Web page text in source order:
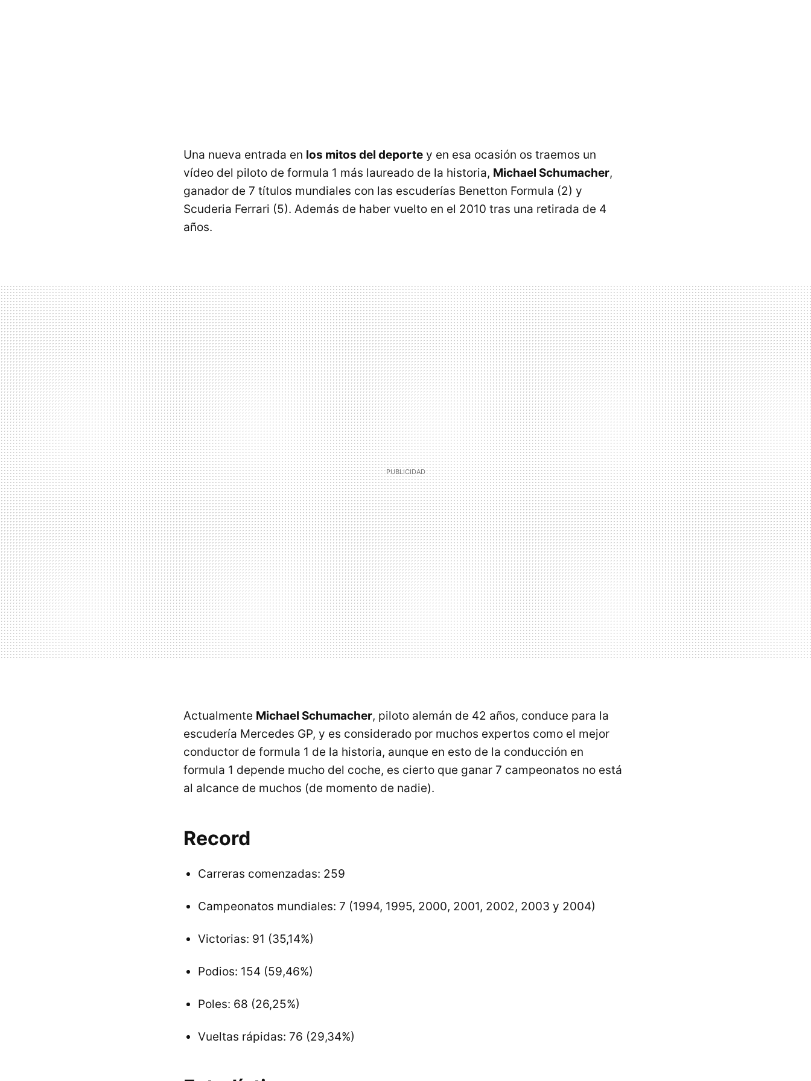
Una nueva entrada en los mitos del deporte y en esa ocasión os traemos un
vídeo del piloto de formula 1 más laureado de la historia, Michael Schumacher,
ganador de 7 títulos mundiales con las escuderías Benetton Formula (2) y
Scuderia Ferrari (5). Además de haber vuelto en el 2010 tras una retirada de 4
años.
Actualmente Michael Schumacher, piloto alemán de 42 años, conduce para la
escudería Mercedes GP, y es considerado por muchos expertos como el mejor
conductor de formula 1 de la historia, aunque en esto de la conducción en
formula 1 depende mucho del coche, es cierto que ganar 7 campeonatos no está
al alcance de muchos (de momento de nadie).
Record
Carreras comenzadas: 259
Campeonatos mundiales: 7 (1994, 1995, 2000, 2001, 2002, 2003 y 2004)
Victorias: 91 (35,14%)
Podios: 154 (59,46%)
Poles: 68 (26,25%)
Vueltas rápidas: 76 (29,34%)